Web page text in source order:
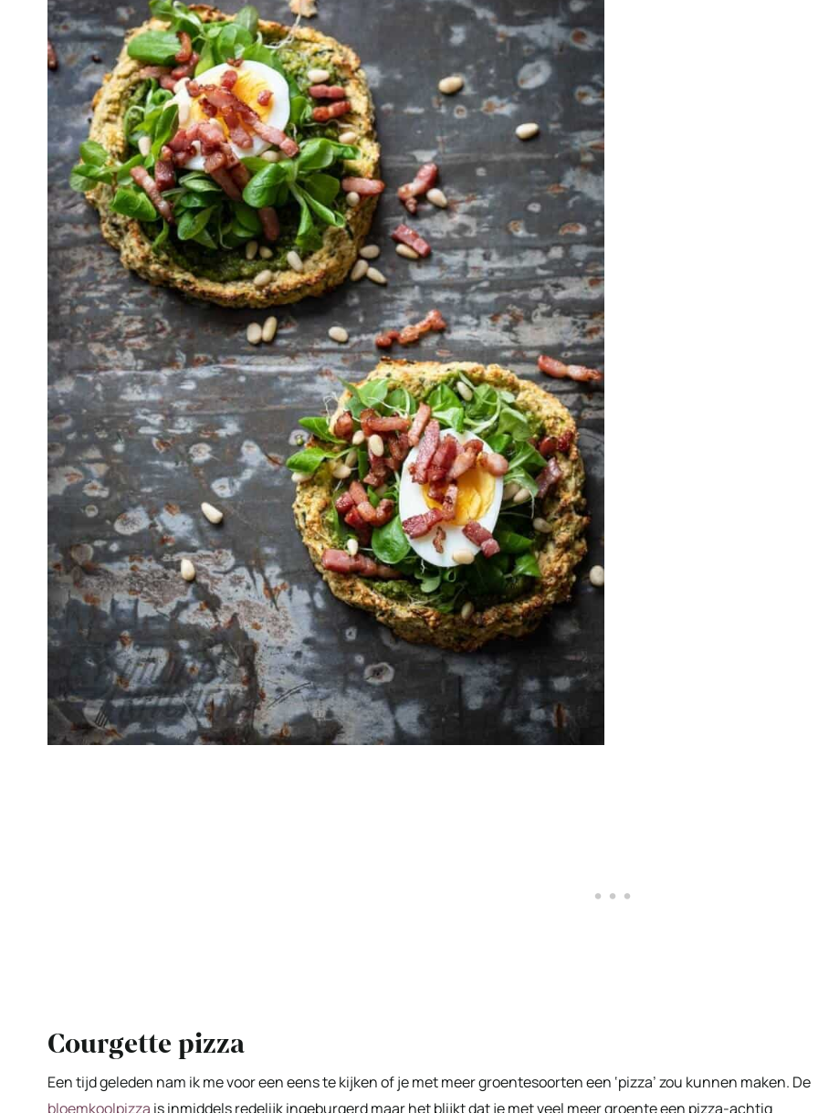
Courgette pizza
Een tijd geleden nam ik me voor een eens te kijken of je met meer groentesoorten een ‘pizza’ zou kunnen maken. De
bloemkoolpizza is inmiddels redelijk ingeburgerd maar het blijkt dat je met veel meer groente een pizza-achtig